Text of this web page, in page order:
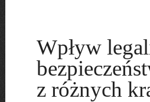
Wpływ
z różnych